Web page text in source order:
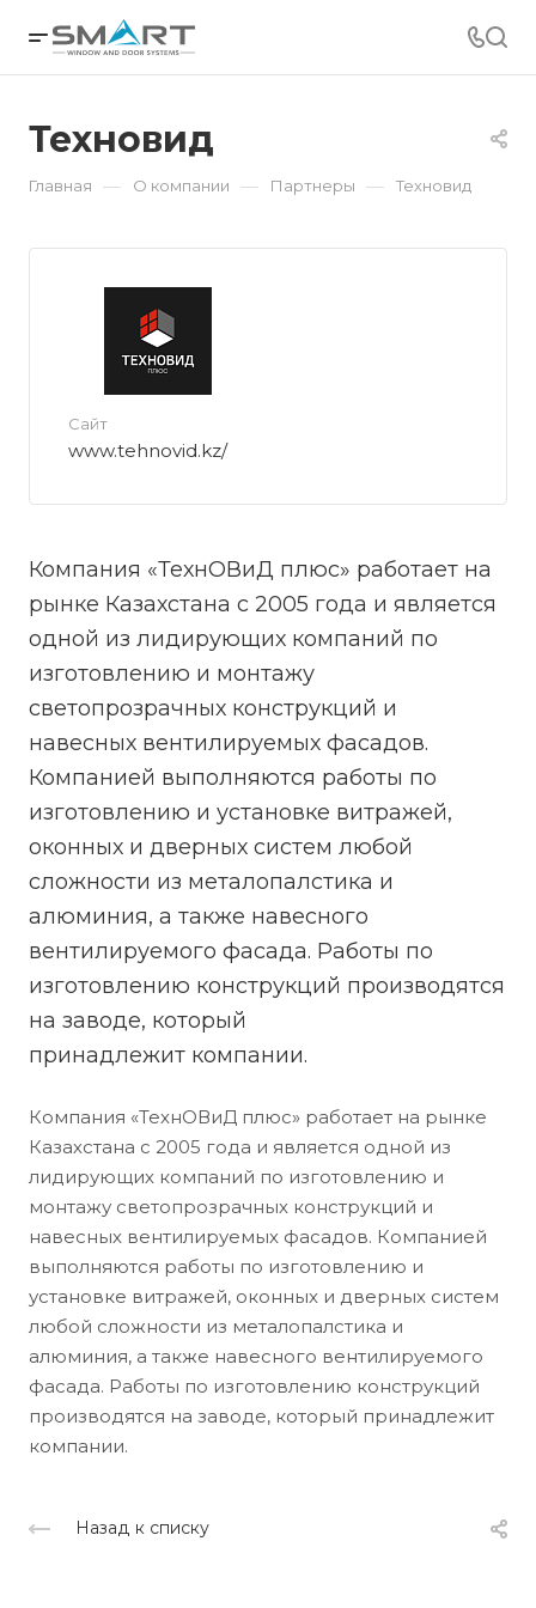
Техновид
Главная — О компании — Партнеры — Техновид
Сайт
www.tehnovid.kz/
Компания «ТехнОВиД плюс» работает на
рынке Казахстана с 2005 года и является
одной из лидирующих компаний по
изготовлению и монтажу
светопрозрачных конструкций и
навесных вентилируемых фасадов.
Компанией выполняются работы по
изготовлению и установке витражей,
оконных и дверных систем любой
сложности из металопалстика и
алюминия, а также навесного
вентилируемого фасада. Работы по
изготовлению конструкций производятся
на заводе, который
принадлежит компании.
Компания «ТехнОВиД плюс» работает на рынке
Казахстана с 2005 года и является одной из
лидирующих компаний по изготовлению и
монтажу светопрозрачных конструкций и
навесных вентилируемых фасадов. Компанией
выполняются работы по изготовлению и
установке витражей, оконных и дверных систем
любой сложности из металопалстика и
алюминия, а также навесного вентилируемого
фасада. Работы по изготовлению конструкций
производятся на заводе, который принадлежит
компании.
Назад к списку